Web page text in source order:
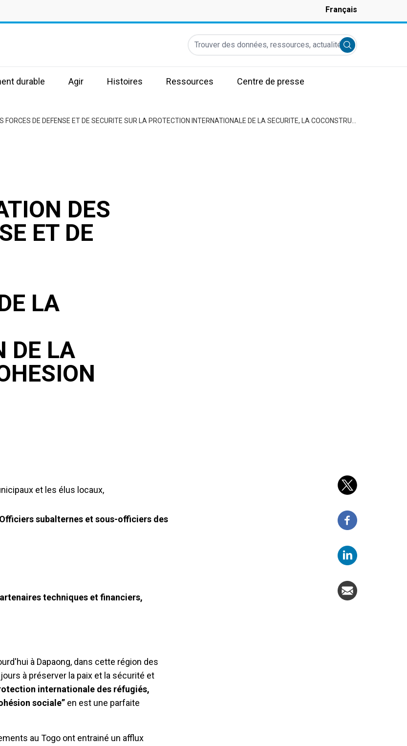
Français
Trouver des données, ressources, actualités et autres
Submit search
durable Agir Histoires Ressources Centre de presse
DES
ET DE
LA
DE LA
et les élus locaux,
subalternes et sous-officiers des
techniques et financiers,
à Dapaong, dans cette région des
à préserver la paix et la sécurité et
internationale des réfugiés,
sociale” en est une parfaite
au Togo ont entrainé un afflux